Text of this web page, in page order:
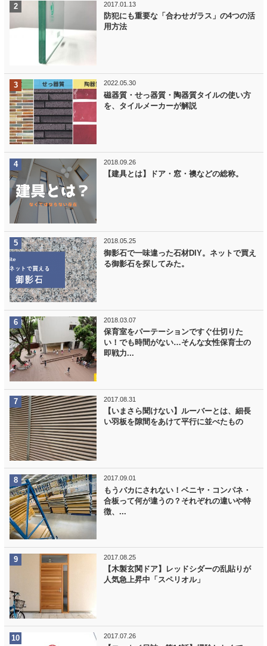
2017.01.13
防犯にも重要な「合わせガラス」の4つの活
用方法
2022.05.30
磁器質・せっ器質・陶器質タイルの使い方
を、タイルメーカーが解説
2018.09.26
【建具とは】ドア・窓・襖などの総称。
2018.05.25
御影石で一味違った石材DIY。ネットで買え
る御影石を探してみた。
2018.03.07
保育室をパーテーションですぐ仕切りた
い！でも時間がない…そんな女性保育士の
即戦力...
2017.08.31
【いまさら聞けない】ルーバーとは、細長
い羽板を隙間をあけて平行に並べたもの
2017.09.01
もうバカにされない！ベニヤ・コンパネ・
合板って何が違うの？それぞれの違いや特
徴、...
2017.08.25
【木製玄関ドア】レッドシダーの乱貼りが
人気急上昇中「スペリオル」
2017.07.26